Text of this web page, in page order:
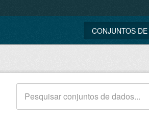
CONJUNTOS